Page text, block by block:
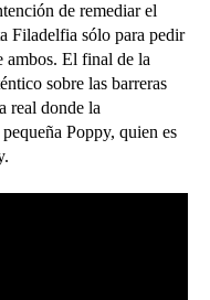
de remediar el
Filadelfia sólo para pedir
ambos. El final de la
sobre las barreras
real donde la
Poppy, quien es